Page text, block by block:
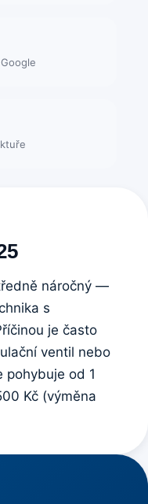
náročný —
s
je často
ventil nebo
pohybuje od 1
Kč (výměna